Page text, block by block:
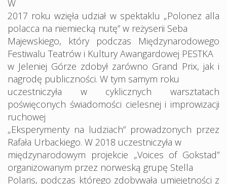
W
2017 roku wzięła udział w spektaklu „Polonez alla
polacca na niemiecką nutę” w reżyserii Seba
Majewskiego, który podczas Międzynarodowego
Festiwalu Teatrów i Kultury Awangardowej PESTKA
w Jeleniej Górze zdobył zarówno Grand Prix, jak i
nagrodę publiczności. W tym samym roku
uczestniczyła w cyklicznych warsztatach
poświęconych świadomości cielesnej i improwizacji
ruchowej
„Eksperymenty na ludziach” prowadzonych przez
Rafała Urbackiego. W 2018 uczestniczyła w
międzynarodowym projekcie „Voices of Gokstad”
organizowanym przez norweską grupę Stella
Polaris, podczas którego zdobywała umiejętności z